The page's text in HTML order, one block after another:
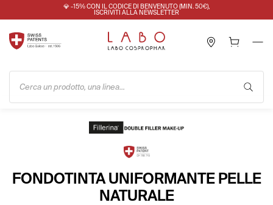
💎 -15% CON IL CODICE DI BENVENUTO (MIN. 50€),
ISCRIVITI ALLA NEWSLETTER
Cerca un prodotto, una linea...
FONDOTINTA UNIFORMANTE PELLE
NATURALE